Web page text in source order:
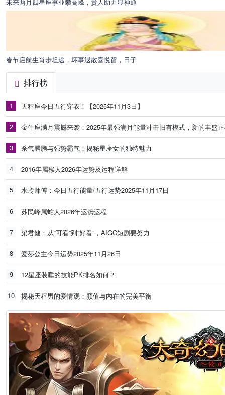
春节启航生肖步坦途，坏事退散喜悦留，日子
排行榜
1 天秤座今日五行穿衣！【2025年11月3日】
2 金牛座满月震撼来袭：2025年最强满月能量冲击旧有模式，新的丰盛
3 杀气腾腾与强势霸气：揭秘星座女的独特魅力
4 2016年属猴人2026年运势及运程详解
5 水玲师傅：今日五行能量/五行运势2025年11月17日
6 苏民峰属蛇人2026年运势运程
7 梁君健：从“可看”到“好看”，AIGC短剧要努力
8 爱莎公主今日运势2025年11月26日
9 12星座装睡的技能PK排名如何？
10 揭秘天秤男的爱情观：颜值与内在的完美平衡